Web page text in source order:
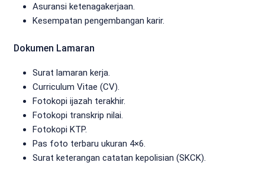
Asuransi ketenagakerjaan.
Kesempatan pengembangan karir.
Dokumen Lamaran
Surat lamaran kerja.
Curriculum Vitae (CV).
Fotokopi ijazah terakhir.
Fotokopi transkrip nilai.
Fotokopi KTP.
Pas foto terbaru ukuran 4×6.
Surat keterangan catatan kepolisian (SKCK).